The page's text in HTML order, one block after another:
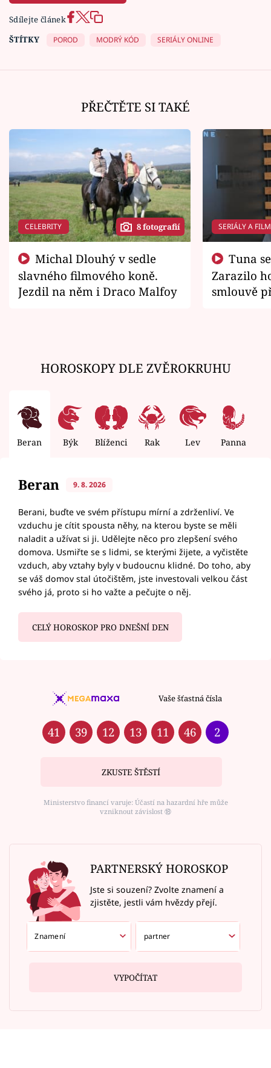
Sdílejte článek
ŠTÍTKY
POROD MODRÝ KÓD SERIÁLY ONLINE
PŘEČTĚTE SI TAKÉ
CELEBRITY 8 fotografií
slavného filmového koně.
Jezdil na něm i Draco Malfoy
SERIÁLY A
Zarazilo
smlouvě
HOROSKOPY DLE ZVĚROKRUHU
Beran Býk Blíženci Rak Lev Panna
Beran 9. 8. 2026
Berani, buďte ve svém přístupu mírní a zdrženliví. Ve
vzduchu je cítit spousta něhy, na kterou byste se měli
naladit a užívat si ji. Udělejte něco pro zlepšení svého
domova. Usmiřte se s lidmi, se kterými žijete, a vyčistěte
vzduch, aby vztahy byly v budoucnu klidné. Do toho, aby
se váš domov stal útočištěm, jste investovali velkou část
svého já, proto si ho važte a pečujte o něj.
CELÝ HOROSKOP PRO DNEŠNÍ DEN
Vaše šťastná čísla
41 39 12 13 11 46 2
ZKUSTE ŠTĚSTÍ
Ministerstvo financí varuje: Účastí na hazardní hře může
vzniknout závislost ⑱
PARTNERSKÝ HOROSKOP
Jste si souzení? Zvolte znamení a
zjistěte, jestli vám hvězdy přejí.
VYPOČÍTAT